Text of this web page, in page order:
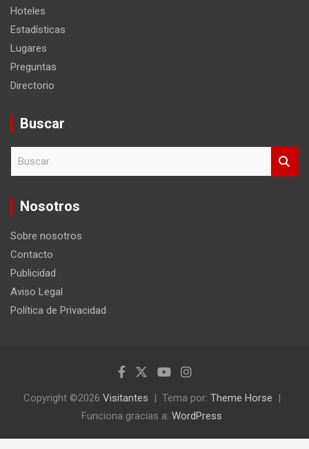
Hoteles
Estadísticas
Lugares
Preguntas
Directorio
Buscar
c
Nosotros
Sobre nosotros
Contacto
Publicidad
Aviso Legal
Política de Privacidad
Copyright ©2026 Visitantes Tema por: Theme Horse
Funciona gracias a: WordPress